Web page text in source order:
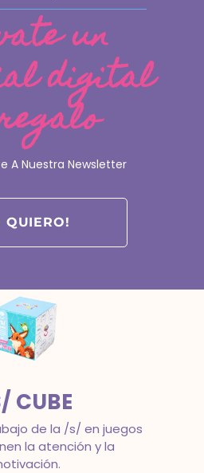
de trabajar todos los
de la conciencia
en dislexia
CUBE
de la /s/ en juegos
la atención y la
un
digital
A Nuestra Newsletter
QUIERO!